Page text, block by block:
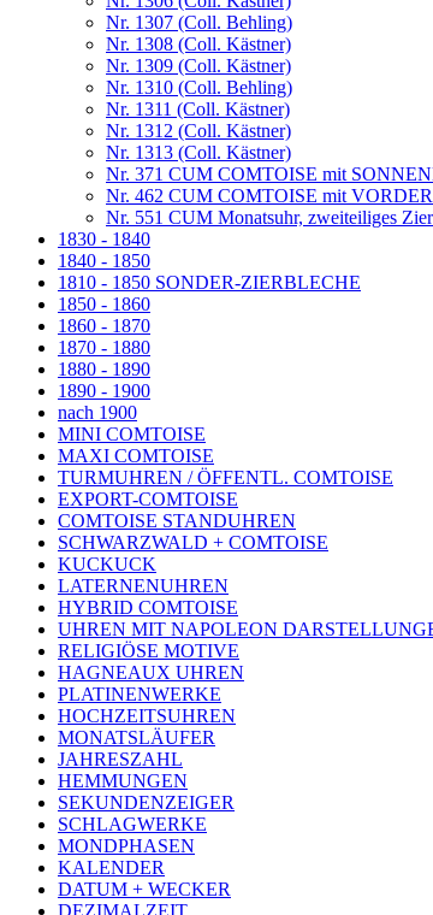
Nr. 1307 (Coll. Behling)
Nr. 1308 (Coll. Kästner)
Nr. 1309 (Coll. Kästner)
Nr. 1310 (Coll. Behling)
Nr. 1311 (Coll. Kästner)
Nr. 1312 (Coll. Kästner)
Nr. 1313 (Coll. Kästner)
Nr. 371 CUM COMTOISE mit
Nr. 462 CUM COMTOISE mit
Nr. 551 CUM Monatsuhr, zweiteiliges
1830 - 1840
1840 - 1850
1810 - 1850 SONDER-ZIERBLECHE
1850 - 1860
1860 - 1870
1870 - 1880
1880 - 1890
1890 - 1900
nach 1900
MINI COMTOISE
MAXI COMTOISE
TURMUHREN / ÖFFENTL. COMTOISE
EXPORT-COMTOISE
COMTOISE STANDUHREN
SCHWARZWALD + COMTOISE
KUCKUCK
LATERNENUHREN
HYBRID COMTOISE
UHREN MIT NAPOLEON
RELIGIÖSE MOTIVE
HAGNEAUX UHREN
PLATINENWERKE
HOCHZEITSUHREN
MONATSLÄUFER
JAHRESZAHL
HEMMUNGEN
SEKUNDENZEIGER
SCHLAGWERKE
MONDPHASEN
KALENDER
DATUM + WECKER